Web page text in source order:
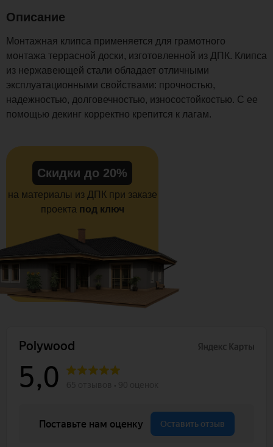
Описание
Монтажная клипса применяется для грамотного
монтажа террасной доски, изготовленной из ДПК. Клипса
из нержавеющей стали обладает отличными
эксплуатационными свойствами: прочностью,
надежностью, долговечностью, износостойкостью. С ее
помощью декинг корректно крепится к лагам.
Скидки до 20%
на материалы из ДПК при заказе
проекта под ключ